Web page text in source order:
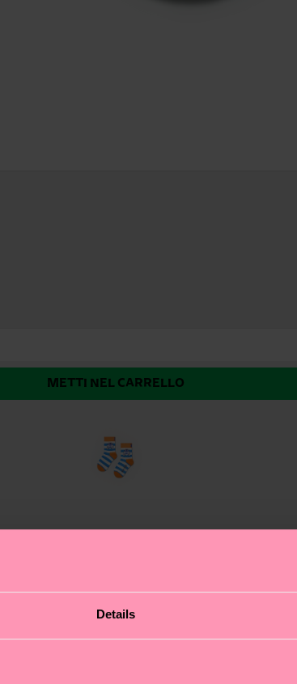
Details
METTI NEL CARRELLO
questo calzino! Chi ha mai accudito
quello per adulti, così tu e il tuo piccolo
tallone e punta rinforzati, per mille